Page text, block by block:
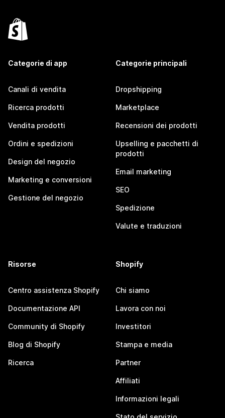
Categorie di app
Canali di vendita
Ricerca prodotti
Vendita prodotti
Ordini e spedizioni
Design del negozio
Marketing e conversioni
Gestione del negozio
Categorie principali
Dropshipping
Marketplace
Recensioni dei prodotti
Upselling e pacchetti di
prodotti
Email marketing
SEO
Spedizione
Valute e traduzioni
Risorse
Centro assistenza Shopify
Documentazione API
Community di Shopify
Blog di Shopify
Ricerca
Shopify
Chi siamo
Lavora con noi
Investitori
Stampa e media
Partner
Affiliati
Informazioni legali